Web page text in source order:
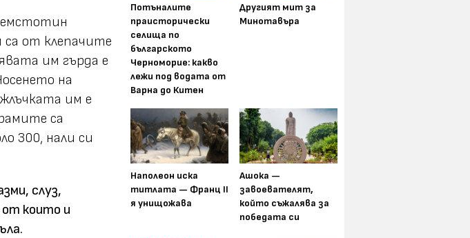
от клепачите
им гърда е
на
им е
са
300, нали си
слуз,
от които и
Потъналите
праисторически
селища по
българското
Черноморие: какво
лежи под водата от
Варна до Китен
Другият мит за
Минотавъра
Наполеон иска
титлата — Франц II
я унищожава
Ашока —
завоевателят,
който съжалява за
победата си